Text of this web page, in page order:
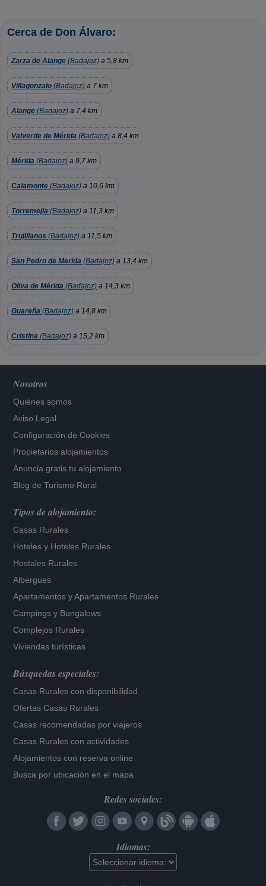
Cerca de Don Álvaro:
Zarza de Alange (Badajoz) a 5,8 km
Villagonzalo (Badajoz) a 7 km
Alange (Badajoz) a 7,4 km
Valverde de Mérida (Badajoz) a 8,4 km
Mérida (Badajoz) a 9,7 km
Calamonte (Badajoz) a 10,6 km
Torremejia (Badajoz) a 11,3 km
Trujillanos (Badajoz) a 11,5 km
San Pedro de Merida (Badajoz) a 13,4 km
Oliva de Mérida (Badajoz) a 14,3 km
Guareña (Badajoz) a 14,8 km
Cristina (Badajoz) a 15,2 km
Nosotros
Quiénes somos
Aviso Legal
Configuración de Cookies
Propietarios alojamientos
Anuncia gratis tu alojamiento
Blog de Turismo Rural
Tipos de alojamiento:
Casas Rurales
Hoteles y Hoteles Rurales
Hostales Rurales
Albergues
Apartamentos yApartamentos Rurales
Campings y Bungalows
Complejos Rurales
Viviendas turísticas
Búsquedas especiales:
Casas Rurales con disponibilidad
Ofertas Casas Rurales
Casas recomendadas por viajeros
Casas Rurales con actividades
Alojamientos con reserva online
Busca por ubicación en el mapa
Redes sociales:
Idiomas: